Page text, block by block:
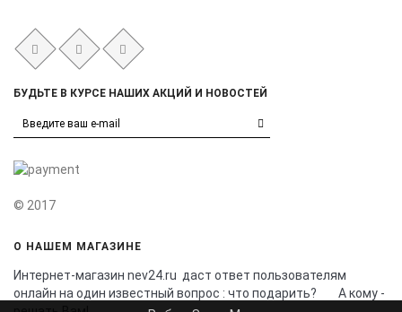
БУДЬТЕ В КУРСЕ НАШИХ АКЦИЙ И НОВОСТЕЙ
© 2017
О НАШЕМ МАГАЗИНЕ
Интернет-магазин nev24.ru даст ответ пользователям
онлайн на один известный вопрос : что подарить? А кому -